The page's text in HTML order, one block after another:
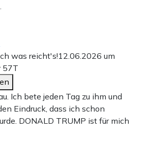
was reicht's!12.06.2026 um
57T
Ich bete jeden Tag zu ihm und
Eindruck, dass ich schon
DONALD TRUMP ist für mich